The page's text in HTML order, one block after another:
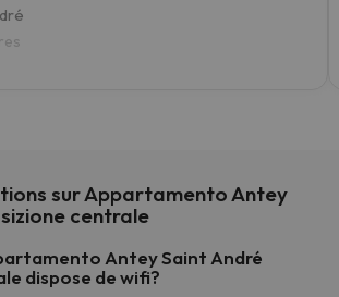
sur Appartamento Antey
centrale
Antey Saint André
dispose de wifi?